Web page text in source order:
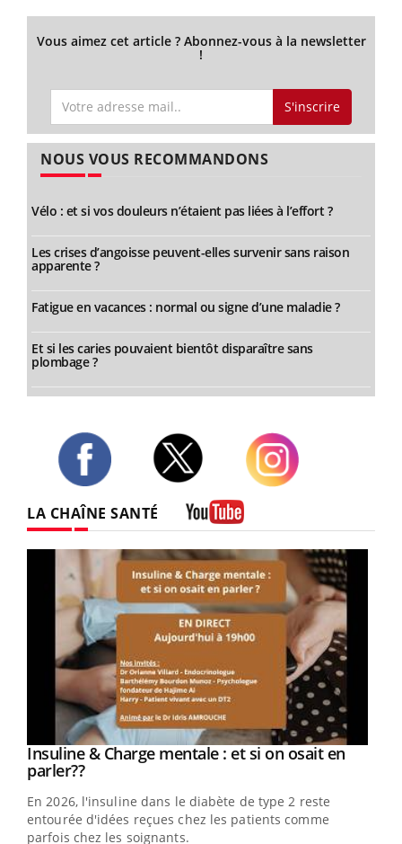
Vous aimez cet article ? Abonnez-vous à la newsletter
!
S'inscrire
NOUS VOUS RECOMMANDONS
Vélo : et si vos douleurs n’étaient pas liées à l’effort ?
Les crises d’angoisse peuvent-elles survenir sans raison
apparente ?
Fatigue en vacances : normal ou signe d’une maladie ?
Et si les caries pouvaient bientôt disparaître sans
plombage ?
LA CHAÎNE SANTÉ
Youtube
Insuline & Charge mentale : et si on osait en
parler??Youtube
En 2026, l'insuline dans le diabète de type 2 reste
entourée d'idées reçues chez les patients comme
parfois chez les soignants.